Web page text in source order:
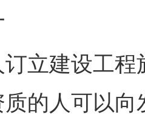
建设工程
的人可以